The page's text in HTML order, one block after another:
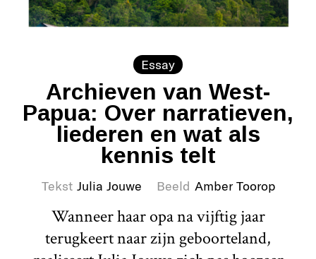
Essay
Archieven van West-
Papua: Over narratieven,
liederen en wat als
kennis telt
Tekst Julia Jouwe Beeld Amber Toorop
Wanneer haar opa na vijftig jaar
terugkeert naar zijn geboorteland,